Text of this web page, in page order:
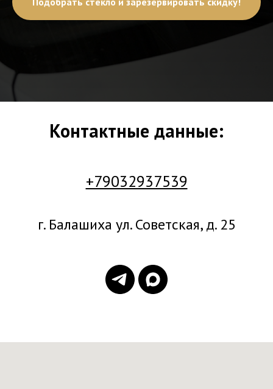
Контактные данные:
+79032937539
г. Балашиха ул. Советская, д. 25